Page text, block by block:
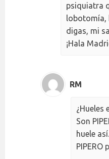
psiquiatra
lobotomía,
digas, mi
¡Hala
RM
¿Hueles
Son
huele
PIPERO